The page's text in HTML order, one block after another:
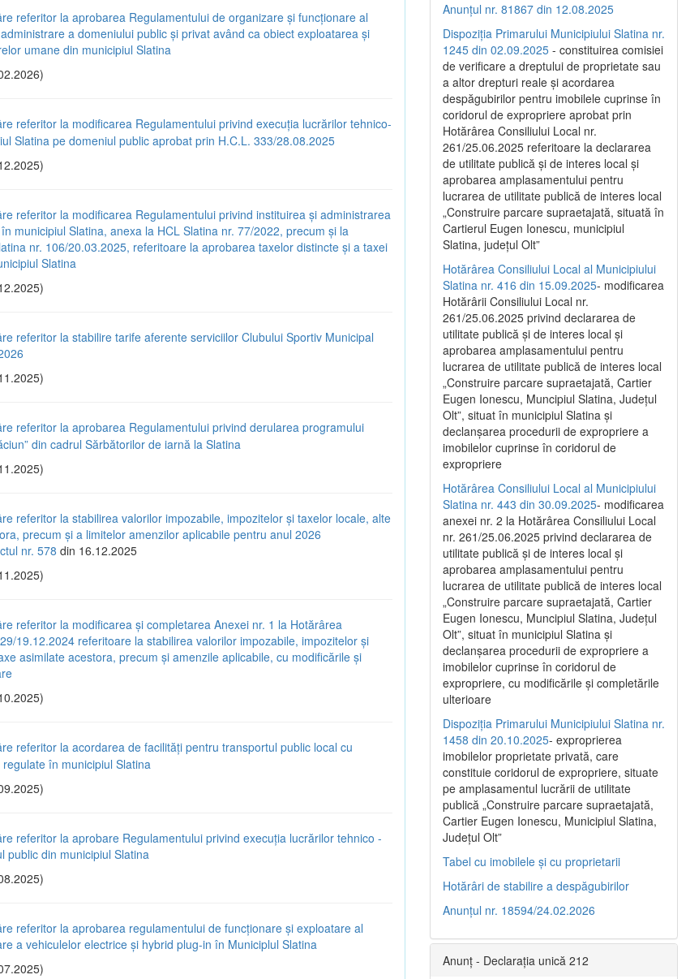
referitor la aprobarea Regulamentului de organizare și funcționare al
a domeniului public și privat având ca obiect exploatarea și
umane din municipiul Slatina
referitor la modificarea Regulamentului privind execuția lucrărilor tehnico-
Slatina pe domeniul public aprobat prin H.C.L. 333/28.08.2025
referitor la modificarea Regulamentului privind instituirea și administrarea
municipiul Slatina, anexa la HCL Slatina nr. 77/2022, precum și la
nr. 106/20.03.2025, referitoare la aprobarea taxelor distincte și a taxei
Slatina
referitor la stabilire tarife aferente serviciilor Clubului Sportiv Municipal
referitor la aprobarea Regulamentului privind derularea programului
din cadrul Sărbătorilor de iarnă la Slatina
referitor la stabilirea valorilor impozabile, impozitelor și taxelor locale, alte
precum și a limitelor amenzilor aplicabile pentru anul 2026
nr. 578 din 16.12.2025
referitor la modificarea și completarea Anexei nr. 1 la Hotărârea
19.12.2024 referitoare la stabilirea valorilor impozabile, impozitelor și
asimilate acestora, precum și amenzile aplicabile, cu modificările și
referitor la acordarea de facilități pentru transportul public local cu
în municipiul Slatina
referitor la aprobare Regulamentului privind execuţia lucrărilor tehnico -
public din municipiul Slatina
referitor la aprobarea regulamentului de funcţionare şi exploatare al
a vehiculelor electrice şi hybrid plug-in în Municiplul Slatina
Anunțul nr. 81867 din 12.08.2025
Dispoziția Primarului Municipiului Slatina nr.
1245 din 02.09.2025 - constituirea comisiei
de verificare a dreptului de proprietate sau
a altor drepturi reale și acordarea
despăgubirilor pentru imobilele cuprinse în
coridorul de expropriere aprobat prin
Hotărârea Consiliului Local nr.
261/25.06.2025 referitoare la declararea
de utilitate publică și de interes local și
aprobarea amplasamentului pentru
lucrarea de utilitate publică de interes local
„Construire parcare supraetajată, situată în
Cartierul Eugen Ionescu, municipiul
Slatina, județul Olt”
Hotărârea Consiliului Local al Municipiului
Slatina nr. 416 din 15.09.2025- modificarea
Hotărârii Consiliului Local nr.
261/25.06.2025 privind declararea de
utilitate publică și de interes local și
aprobarea amplasamentului pentru
lucrarea de utilitate publică de interes local
„Construire parcare supraetajată, Cartier
Eugen Ionescu, Muncipiul Slatina, Județul
Olt”, situat în municipiul Slatina și
declanșarea procedurii de expropriere a
imobilelor cuprinse în coridorul de
expropriere
Hotărârea Consiliului Local al Municipiului
Slatina nr. 443 din 30.09.2025- modificarea
anexei nr. 2 la Hotărârea Consiliului Local
nr. 261/25.06.2025 privind declararea de
utilitate publică şi de interes local şi
aprobarea amplasamentului pentru
lucrarea de utilitate publică de interes local
„Construire parcare supraetajată, Cartier
Eugen Ionescu, Muncipiul Slatina, Judeţul
Olt”, situat în municipiul Slatina şi
declanşarea procedurii de expropriere a
imobilelor cuprinse în coridorul de
expropriere, cu modificările şi completările
ulterioare
Dispoziția Primarului Municipiului Slatina nr.
1458 din 20.10.2025- exproprierea
imobilelor proprietate privată, care
constituie coridorul de expropriere, situate
pe amplasamentul lucrării de utilitate
publică „Construire parcare supraetajată,
Cartier Eugen Ionescu, Municipiul Slatina,
Județul Olt”
Tabel cu imobilele și cu proprietarii
Hotărâri de stabilire a despăgubirilor
Anunțul nr. 18594/24.02.2026
Anunț - Declarația unică 212